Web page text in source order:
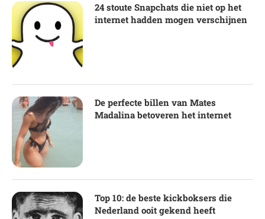
24 stoute Snapchats die niet op het
internet hadden mogen verschijnen
De perfecte billen van Mates
Madalina betoveren het internet
Top 10: de beste kickboksers die
Nederland ooit gekend heeft